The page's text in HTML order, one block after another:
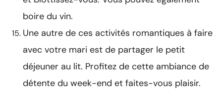
boire du vin.
Une autre de ces activités romantiques à faire
avec votre mari est de partager le petit
déjeuner au lit. Profitez de cette ambiance de
détente du week-end et faites-vous plaisir.